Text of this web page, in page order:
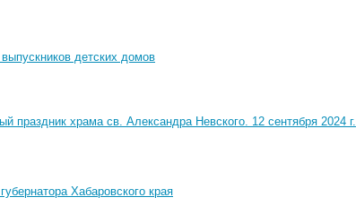
детских домов
праздник храма св. Александра Невского. 12 сентября 2024 г.
Хабаровского края